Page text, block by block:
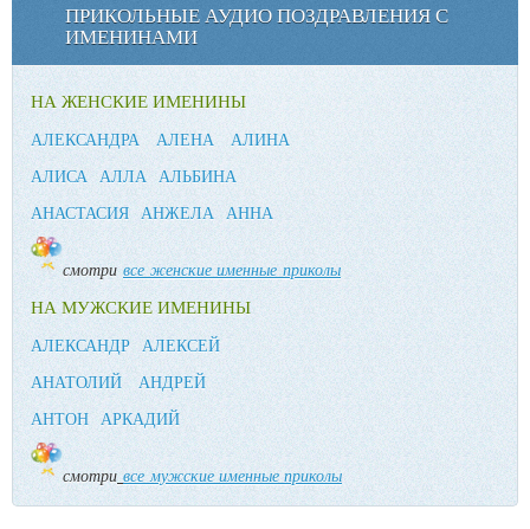
ПРИКОЛЬНЫЕ АУДИО ПОЗДРАВЛЕНИЯ С
ИМЕНИНАМИ
НА ЖЕНСКИЕ ИМЕНИНЫ
АЛЕКСАНДРА АЛЕНА
АЛИНА
АЛИСА АЛЛА АЛЬБИНА
АНАСТАСИЯ АНЖЕЛА АННА
смотри все женские именные приколы
НА МУЖСКИЕ ИМЕНИНЫ
АЛЕКСАНДР АЛЕКСЕЙ
АНАТОЛИЙ
АНДРЕЙ
АНТОН АРКАДИЙ
смотри все мужские именные приколы